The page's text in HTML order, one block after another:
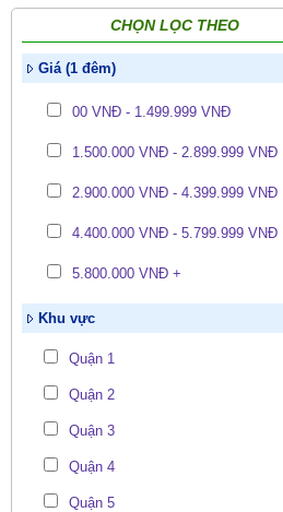
CHỌN LỌC THEO
Giá (1 đêm)
00 VNĐ - 1.499.999 VNĐ
1.500.000 VNĐ - 2.899.999 VNĐ
2.900.000 VNĐ - 4.399.999 VNĐ
4.400.000 VNĐ - 5.799.999 VNĐ
5.800.000 VNĐ +
Khu vực
Quận 1
Quận 2
Quận 3
Quận 4
Quận 5